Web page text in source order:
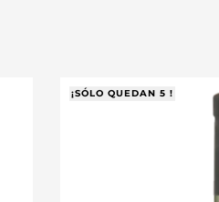
¡SÓLO QUEDAN 5 !